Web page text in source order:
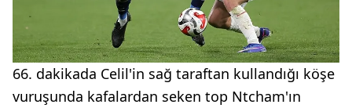
66. dakikada Celil'in sağ taraftan kullandığı köşe
vuruşunda kafalardan seken top Ntcham'ın